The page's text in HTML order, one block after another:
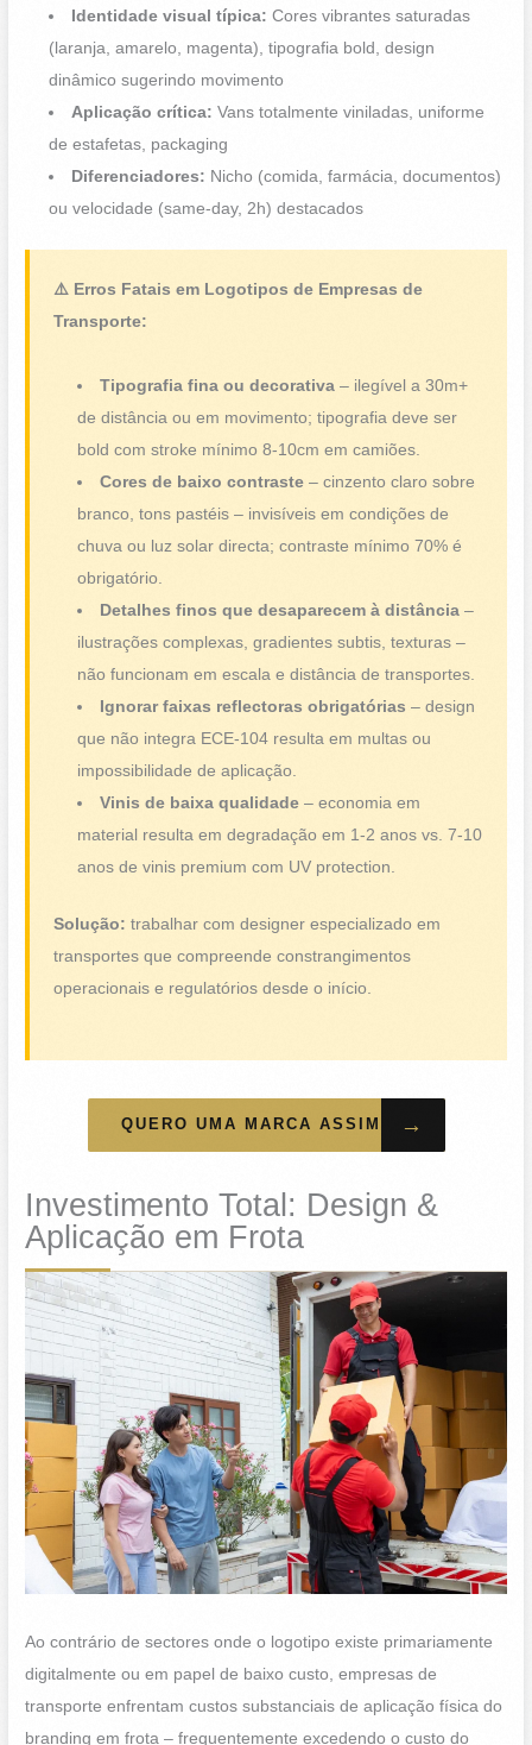
Identidade visual típica: Cores vibrantes saturadas
(laranja, amarelo, magenta), tipografia bold, design
dinâmico sugerindo movimento
Aplicação crítica: Vans totalmente viniladas, uniforme
de estafetas, packaging
Diferenciadores: Nicho (comida, farmácia, documentos)
ou velocidade (same-day, 2h) destacados
⚠️ Erros Fatais em Logotipos de Empresas de
Transporte:
Tipografia fina ou decorativa– ilegível a 30m+
de distância ou em movimento; tipografia deve ser
bold com stroke mínimo 8-10cm em camiões.
Cores de baixo contraste– cinzento claro sobre
branco, tons pastéis – invisíveis em condições de
chuva ou luz solar directa; contraste mínimo 70% é
obrigatório.
Detalhes finos que desaparecem à distância–
ilustrações complexas, gradientes subtis, texturas –
não funcionam em escala e distância de transportes.
Ignorar faixas reflectoras obrigatórias – design
que não integra ECE-104 resulta em multas ou
impossibilidade de aplicação.
Vinis de baixa qualidade– economia em
material resulta em degradação em 1-2 anos vs. 7-10
anos de vinis premium com UV protection.
Solução: trabalhar com designer especializado em
transportes que compreende constrangimentos
operacionais e regulatórios desde o início.
QUERO UMA MARCA ASSIM →
Investimento Total: Design &
Aplicação em Frota
Ao contrário de sectores onde o logotipo existe primariamente
digitalmente ou em papel de baixo custo, empresas de
transporte enfrentam custos substanciais de aplicação física do
branding em frota – frequentemente excedendo o custo do